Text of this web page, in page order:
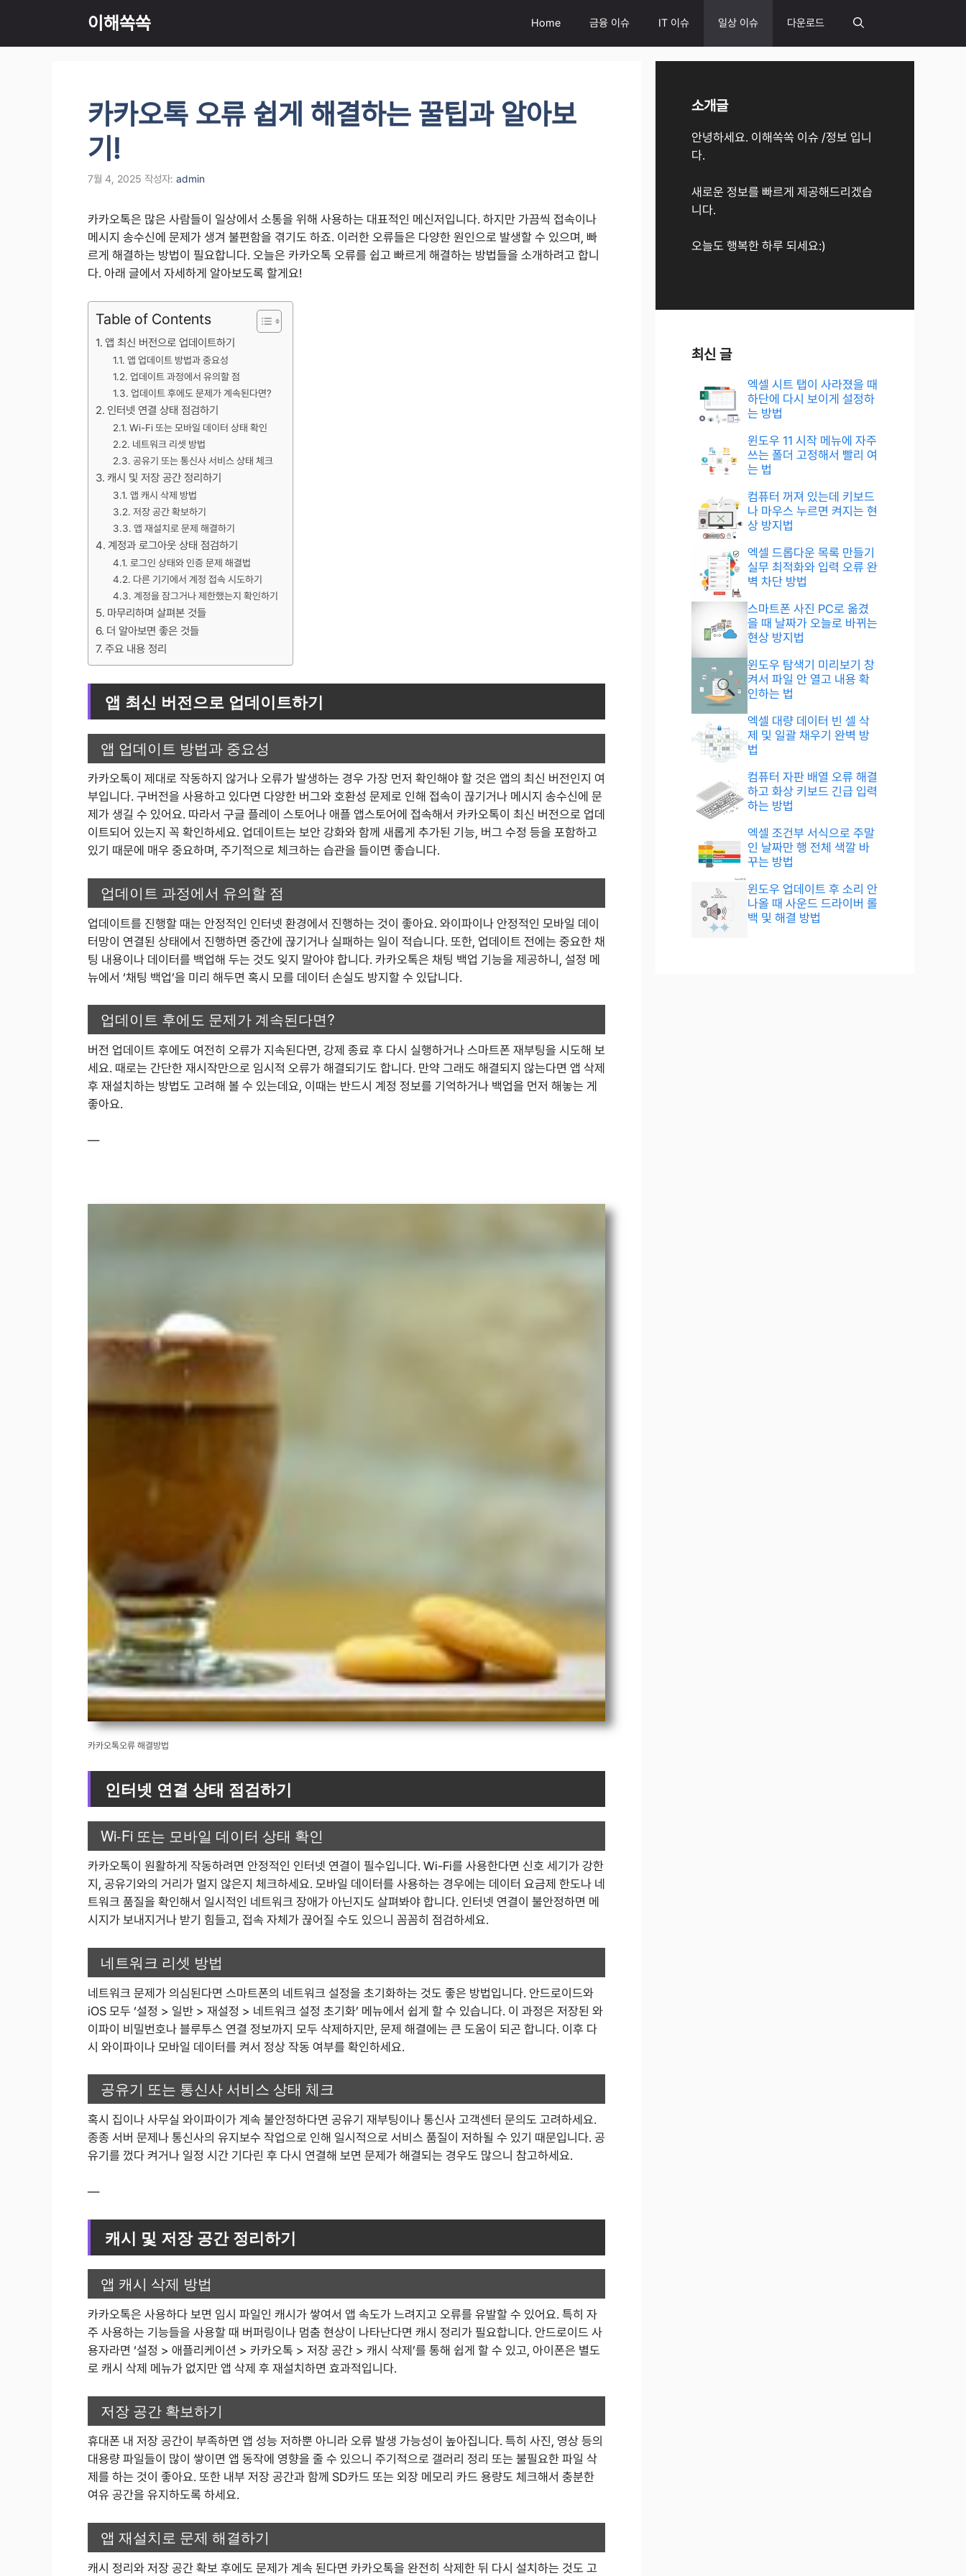
츠
이해쏙쏙 Home 금융 이슈 IT 이슈 일상 이슈 다운로드
카카오톡 오류 쉽게 해결하는 꿀팁과 알아보
기!
7월 4, 2025 작성자: admin
카카오톡은 많은 사람들이 일상에서 소통을 위해 사용하는 대표적인 메신저입니다. 하지만 가끔씩 접속이나
메시지 송수신에 문제가 생겨 불편함을 겪기도 하죠. 이러한 오류들은 다양한 원인으로 발생할 수 있으며, 빠
르게 해결하는 방법이 필요합니다. 오늘은 카카오톡 오류를 쉽고 빠르게 해결하는 방법들을 소개하려고 합니
다. 아래 글에서 자세하게 알아보도록 할게요!
Table of Contents
앱 최신 버전으로 업데이트하기
앱 업데이트 방법과 중요성
업데이트 과정에서 유의할 점
업데이트 후에도 문제가 계속된다면?
인터넷 연결 상태 점검하기
Wi-Fi 또는 모바일 데이터 상태 확인
네트워크 리셋 방법
공유기 또는 통신사 서비스 상태 체크
캐시 및 저장 공간 정리하기
앱 캐시 삭제 방법
저장 공간 확보하기
앱 재설치로 문제 해결하기
계정과 로그아웃 상태 점검하기
로그인 상태와 인증 문제 해결법
다른 기기에서 계정 접속 시도하기
계정을 잠그거나 제한했는지 확인하기
마무리하며 살펴본 것들
더 알아보면 좋은 것들
주요 내용 정리
앱 최신 버전으로 업데이트하기
앱 업데이트 방법과 중요성
카카오톡이 제대로 작동하지 않거나 오류가 발생하는 경우 가장 먼저 확인해야 할 것은 앱의 최신 버전인지 여
부입니다. 구버전을 사용하고 있다면 다양한 버그와 호환성 문제로 인해 접속이 끊기거나 메시지 송수신에 문
제가 생길 수 있어요. 따라서 구글 플레이 스토어나 애플 앱스토어에 접속해서 카카오톡이 최신 버전으로 업데
이트되어 있는지 꼭 확인하세요. 업데이트는 보안 강화와 함께 새롭게 추가된 기능, 버그 수정 등을 포함하고
있기 때문에 매우 중요하며, 주기적으로 체크하는 습관을 들이면 좋습니다.
업데이트 과정에서 유의할 점
업데이트를 진행할 때는 안정적인 인터넷 환경에서 진행하는 것이 좋아요. 와이파이나 안정적인 모바일 데이
터망이 연결된 상태에서 진행하면 중간에 끊기거나 실패하는 일이 적습니다. 또한, 업데이트 전에는 중요한 채
팅 내용이나 데이터를 백업해 두는 것도 잊지 말아야 합니다. 카카오톡은 채팅 백업 기능을 제공하니, 설정 메
뉴에서 ‘채팅 백업’을 미리 해두면 혹시 모를 데이터 손실도 방지할 수 있답니다.
업데이트 후에도 문제가 계속된다면?
버전 업데이트 후에도 여전히 오류가 지속된다면, 강제 종료 후 다시 실행하거나 스마트폰 재부팅을 시도해 보
세요. 때로는 간단한 재시작만으로 임시적 오류가 해결되기도 합니다. 만약 그래도 해결되지 않는다면 앱 삭제
후 재설치하는 방법도 고려해 볼 수 있는데요, 이때는 반드시 계정 정보를 기억하거나 백업을 먼저 해놓는 게
좋아요.
—
카카오톡오류 해결방법
인터넷 연결 상태 점검하기
Wi-Fi 또는 모바일 데이터 상태 확인
카카오톡이 원활하게 작동하려면 안정적인 인터넷 연결이 필수입니다. Wi-Fi를 사용한다면 신호 세기가 강한
지, 공유기와의 거리가 멀지 않은지 체크하세요. 모바일 데이터를 사용하는 경우에는 데이터 요금제 한도나 네
트워크 품질을 확인해서 일시적인 네트워크 장애가 아닌지도 살펴봐야 합니다. 인터넷 연결이 불안정하면 메
시지가 보내지거나 받기 힘들고, 접속 자체가 끊어질 수도 있으니 꼼꼼히 점검하세요.
네트워크 리셋 방법
네트워크 문제가 의심된다면 스마트폰의 네트워크 설정을 초기화하는 것도 좋은 방법입니다. 안드로이드와
iOS 모두 ‘설정 > 일반 > 재설정 > 네트워크 설정 초기화’ 메뉴에서 쉽게 할 수 있습니다. 이 과정은 저장된 와
이파이 비밀번호나 블루투스 연결 정보까지 모두 삭제하지만, 문제 해결에는 큰 도움이 되곤 합니다. 이후 다
시 와이파이나 모바일 데이터를 켜서 정상 작동 여부를 확인하세요.
공유기 또는 통신사 서비스 상태 체크
혹시 집이나 사무실 와이파이가 계속 불안정하다면 공유기 재부팅이나 통신사 고객센터 문의도 고려하세요.
종종 서버 문제나 통신사의 유지보수 작업으로 인해 일시적으로 서비스 품질이 저하될 수 있기 때문입니다. 공
유기를 껐다 켜거나 일정 시간 기다린 후 다시 연결해 보면 문제가 해결되는 경우도 많으니 참고하세요.
—
캐시 및 저장 공간 정리하기
앱 캐시 삭제 방법
카카오톡은 사용하다 보면 임시 파일인 캐시가 쌓여서 앱 속도가 느려지고 오류를 유발할 수 있어요. 특히 자
주 사용하는 기능들을 사용할 때 버퍼링이나 멈춤 현상이 나타난다면 캐시 정리가 필요합니다. 안드로이드 사
용자라면 ‘설정 > 애플리케이션 > 카카오톡 > 저장 공간 > 캐시 삭제’를 통해 쉽게 할 수 있고, 아이폰은 별도
로 캐시 삭제 메뉴가 없지만 앱 삭제 후 재설치하면 효과적입니다.
저장 공간 확보하기
휴대폰 내 저장 공간이 부족하면 앱 성능 저하뿐 아니라 오류 발생 가능성이 높아집니다. 특히 사진, 영상 등의
대용량 파일들이 많이 쌓이면 앱 동작에 영향을 줄 수 있으니 주기적으로 갤러리 정리 또는 불필요한 파일 삭
제를 하는 것이 좋아요. 또한 내부 저장 공간과 함께 SD카드 또는 외장 메모리 카드 용량도 체크해서 충분한
여유 공간을 유지하도록 하세요.
앱 재설치로 문제 해결하기
캐시 정리와 저장 공간 확보 후에도 문제가 계속 된다면 카카오톡을 완전히 삭제한 뒤 다시 설치하는 것도 고
소개글
안녕하세요. 이해쏙쏙 이슈 /정보 입니
다.
새로운 정보를 빠르게 제공해드리겠습
니다.
오늘도 행복한 하루 되세요:)
최신 글
엑셀 시트 탭이 사라졌을 때
하단에 다시 보이게 설정하
는 방법
윈도우 11 시작 메뉴에 자주
쓰는 폴더 고정해서 빨리 여
는 법
컴퓨터 꺼져 있는데 키보드
나 마우스 누르면 켜지는 현
상 방지법
엑셀 드롭다운 목록 만들기
실무 최적화와 입력 오류 완
벽 차단 방법
스마트폰 사진 PC로 옮겼
을 때 날짜가 오늘로 바뀌는
현상 방지법
윈도우 탐색기 미리보기 창
켜서 파일 안 열고 내용 확
인하는 법
엑셀 대량 데이터 빈 셀 삭
제 및 일괄 채우기 완벽 방
법
컴퓨터 자판 배열 오류 해결
하고 화상 키보드 긴급 입력
하는 방법
엑셀 조건부 서식으로 주말
인 날짜만 행 전체 색깔 바
꾸는 방법
윈도우 업데이트 후 소리 안
나올 때 사운드 드라이버 롤
백 및 해결 방법